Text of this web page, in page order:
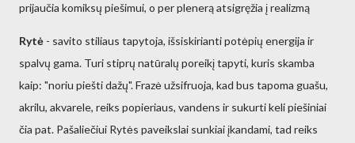
prijaučia komiksų piešimui, o per plenerą atsigręžia į realizmą
Rytė - savito stiliaus tapytoja, išsiskirianti potėpių energija ir
spalvų gama. Turi stiprų natūralų poreikį tapyti, kuris skamba
kaip: "noriu piešti dažų". Frazė užsifruoja, kad bus tapoma guašu,
akrilu, akvarele, reiks popieriaus, vandens ir sukurti keli piešiniai
čia pat. Pašaliečiui Rytės paveikslai sunkiai įkandami, tad reiks